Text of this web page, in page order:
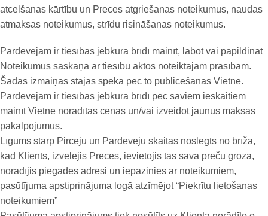
atcelšanas kārtību un Preces atgriešanas noteikumus, naudas
atmaksas noteikumus, strīdu risināšanas noteikumus.
Pārdevējam ir tiesības jebkurā brīdī mainīt, labot vai papildināt
Noteikumus saskaņā ar tiesību aktos noteiktajām prasībām.
Šādas izmaiņas stājas spēkā pēc to publicēšanas Vietnē.
Pārdevējam ir tiesības jebkurā brīdī pēc saviem ieskaitiem
mainīt Vietnē norādītās cenas un/vai izveidot jaunus maksas
pakalpojumus.
Līgums starp Pircēju un Pārdevēju skaitās noslēgts no brīža,
kad Klients, izvēlējis Preces, ievietojis tās savā preču grozā,
norādījis piegādes adresi un iepazinies ar noteikumiem,
pasūtījuma apstiprinājuma logā atzīmējot “Piekrītu lietošanas
noteikumiem”